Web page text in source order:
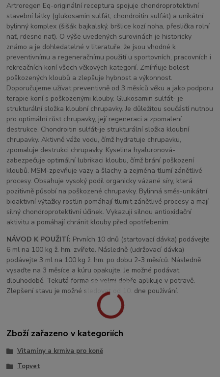
Artroregen Eq-originální receptura spojuje chondroprotektivní
stavební látky (glukosamin sulfát, chondroitin sulfát) a unikátní
bylinný komplex (šišák bajkalský, bršlice kozí noha, přeslička rolní
nať, rdesno nať). O výše uvedených surovinách je historicky
známo a je dohledatelné v literatuře, že jsou vhodné k
preventivnímu a regeneračnímu použití u sportovních, pracovních i
rekreačních koní všech věkových kategorií. Zmírňuje bolest
poškozených kloubů a zlepšuje hybnost a výkonnost.
Doporučujeme užívat preventivně od 3 měsíců věku a jako podporu
terapie koní s poškozenými klouby. Glukosamin sulfát- je
strukturální složka kloubní chrupavky. Je důležitou součástí nutnou
pro optimální růst chrupavky, její regeneraci a zpomalení
destrukce. Chondroitin sulfát-je strukturální složka kloubní
chrupavky. Aktivně váže vodu, čímž hydratuje chrupavku,
zpomaluje destrukci chrupavky. Kyselina hyaluronová-
zabezpečuje optimální lubrikaci kloubu, čímž brání poškození
kloubů. MSM-zpevňuje vazy a šlachy a zejména tlumí zánětlivé
procesy. Obsahuje vysoký podíl organicky vázané síry, která
pozitivně působí na poškozené chrupavky. Bylinná směs-unikátní
bioaktivní výtažky rostlin pomáhají tlumit zánětlivé procesy a mají
silný chondroprotektivní účinek. Vykazují silnou antioxidační
aktivitu a pomáhají chránit klouby před opotřebením.
NÁVOD K POUŽITÍ: Prvních 10 dnů (startovací dávka) podávejte
6 ml na 100 kg ž. hm. zvířete. Následně (udržovací dávka)
podávejte 3 ml na 100 kg ž. hm. po dobu 2-3 měsíců. Následně
vysaďte na 3 měsíce a kúru opakujte. Je možné podávat
dlouhodobě. Tekutá forma se velmi dobře aplikuje v potravě.
Zlepšení stavu je možné sledovat od 10. dne používání.
Zboží zařazeno v kategoriích
Vitamíny a krmiva pro koně
Topvet